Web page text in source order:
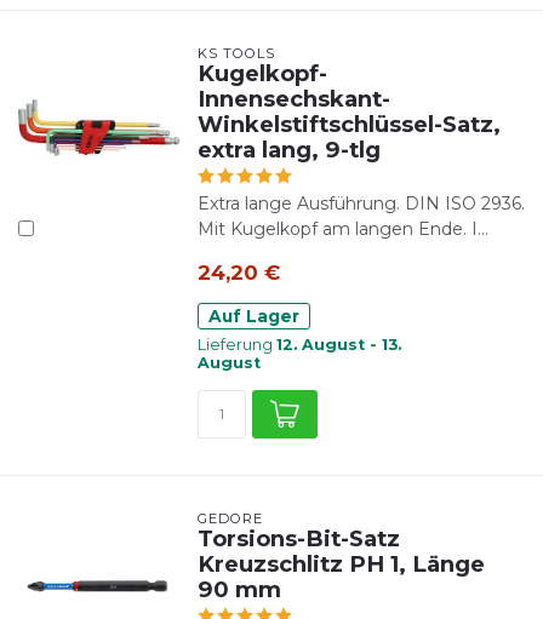
KS TOOLS
Kugelkopf-
Innensechskant-
Winkelstiftschlüssel-Satz,
extra lang, 9-tlg
Extra lange Ausführung. DIN ISO 2936.
Mit Kugelkopf am langen Ende. I...
24,20 €
Auf Lager
Lieferung 12. August - 13.
August
GEDORE
Torsions-Bit-Satz
Kreuzschlitz PH 1, Länge
90 mm